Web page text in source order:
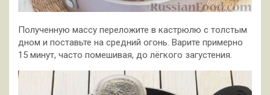
Полученную массу переложите в кастрюлю с толстым
дном и поставьте на средний огонь. Варите примерно
15 минут, часто помешивая, до лёгкого загустения.